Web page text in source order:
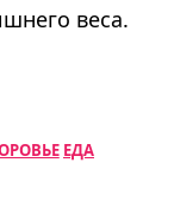
веса.
ЕДА